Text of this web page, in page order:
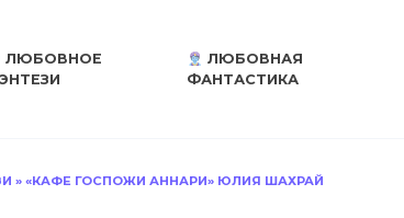
ЛЮБОВНОЕ
ЛЮБОВНАЯ
ФАНТАСТИКА
» «КАФЕ ГОСПОЖИ АННАРИ» ЮЛИЯ ШАХРАЙ